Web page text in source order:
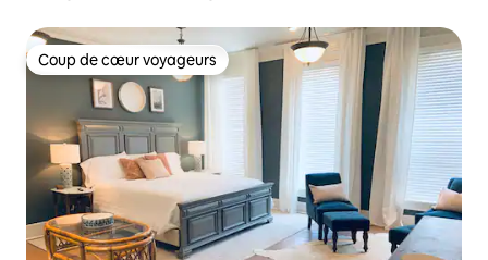
Coup de cœur voyageurs
Coup de cœur voyageurs